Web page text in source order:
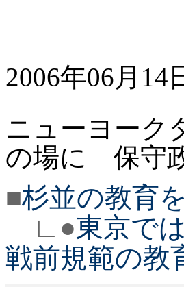
2006年06月14
ニューヨーク
の場に 保守
■杉並の教育
∟●東京で
戦前規範の教